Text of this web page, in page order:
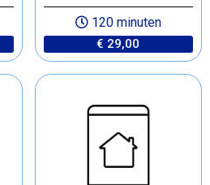
120 minuten
€ 29,00